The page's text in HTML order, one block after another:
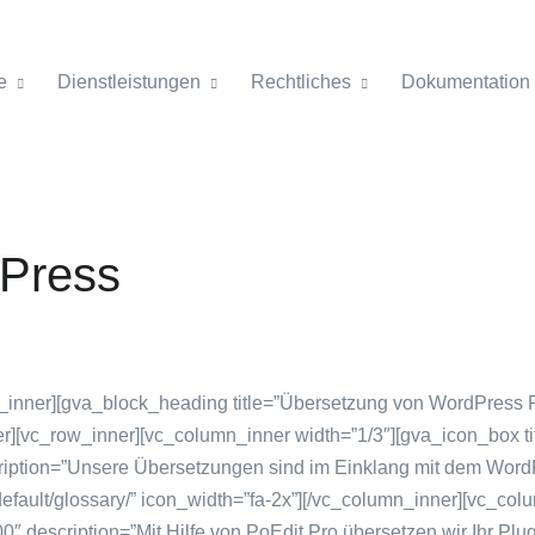
Dienstleistungen Rechtliches Dokumentation
title=”WordPress-Übersetzungs-Richtlinien”][/vc_column_inner][/vc_row_inner][vc_row_inner][vc_column_inner][/vc_column_inner][/vc_row_inner][/vc_column][/vc_row][vc_row css=”.vc_custom_1565960065903{background-color: #1dbf73 !important;}”][vc_column][vc_row_inner][vc_column_inner][gva_block_heading title=”Überzeugt?” style=”style-2″][/vc_column_inner][/vc_row_inner][vc_row_inner][vc_column_inner width=”2/3″][gva_icon_box title=”Über Fiverr anfragen!” icon=”gv-icon-1110″ description=”Wir bieten unsere Übersetzungsdienstleistungen auch auf der Freelancer Plattform Fiverr an! Schauen Sie doch vorbei!” icon_position=”left” icon_width=”fa-3x” skin_text=”text-light” icon_color=”#222″][gva_call_to_action button_align=”button-bottom” style_button=”btn-white” link=”https://www.fiverr.com/black_op” text_link=”Besuche uns auf Fiverr!”][/gva_call_to_action][/vc_column_inner][vc_column_inner width=”1/